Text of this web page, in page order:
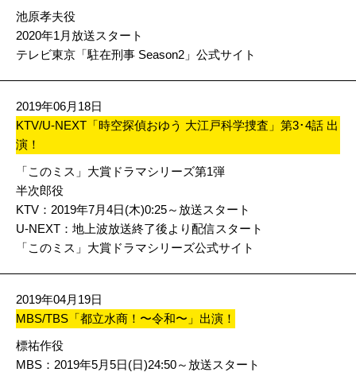
池原孝夫役
2020年1月放送スタート
テレビ東京「駐在刑事 Season2」公式サイト
2019年06月18日
KTV/U-NEXT「時空探偵おゆう 大江戸科学捜査」第3･4話 出
演！
「このミス」大賞ドラマシリーズ第1弾
半次郎役
KTV：2019年7月4日(木)0:25～放送スタート
U-NEXT：地上波放送終了後より配信スタート
「このミス」大賞ドラマシリーズ公式サイト
2019年04月19日
MBS/TBS「都立水商！〜令和〜」出演！
標祐作役
MBS：2019年5月5日(日)24:50～放送スタート